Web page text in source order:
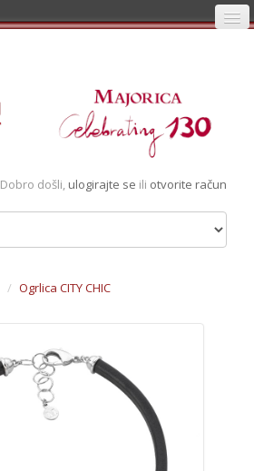
Dobro došli, ulogirajte se ili otvorite račun
/ Ogrlica CITY CHIC